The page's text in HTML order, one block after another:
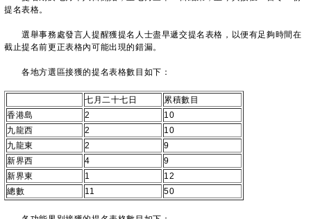
提名表格。
選舉事務處發言人提醒獲提名人士盡早遞交提名表格，以便有足夠時間在
截止提名前更正表格內可能出現的錯漏。
各地方選區接獲的提名表格數目如下：
七月二十七日
累積數目
香港島
2
10
九龍西
2
10
九龍東
2
9
新界西
4
9
新界東
1
12
總數
11 50